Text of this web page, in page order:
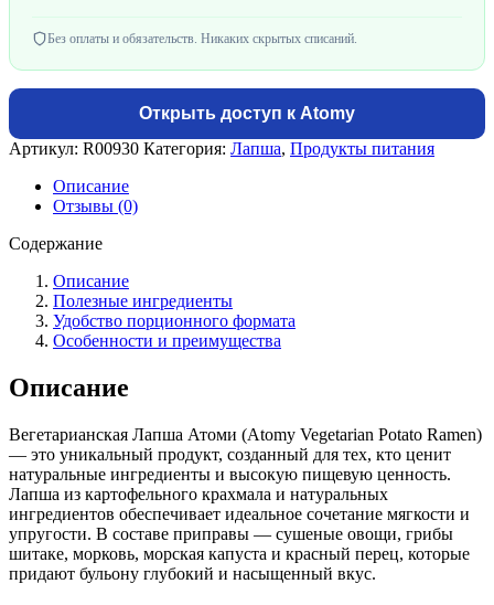
Без оплаты и обязательств. Никаких скрытых списаний.
Открыть доступ к Atomy
Артикул: R00930 Категория: Лапша, Продукты питания
Описание
Отзывы (0)
Содержание
Описание
Полезные ингредиенты
Удобство порционного формата
Особенности и преимущества
Описание
Вегетарианская Лапша Атоми (Atomy Vegetarian Potato Ramen)
— это уникальный продукт, созданный для тех, кто ценит
натуральные ингредиенты и высокую пищевую ценность.
Лапша из картофельного крахмала и натуральных
ингредиентов обеспечивает идеальное сочетание мягкости и
упругости. В составе приправы — сушеные овощи, грибы
шитаке, морковь, морская капуста и красный перец, которые
придают бульону глубокий и насыщенный вкус.